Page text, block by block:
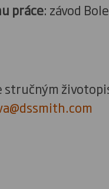
práce: závod
stručným